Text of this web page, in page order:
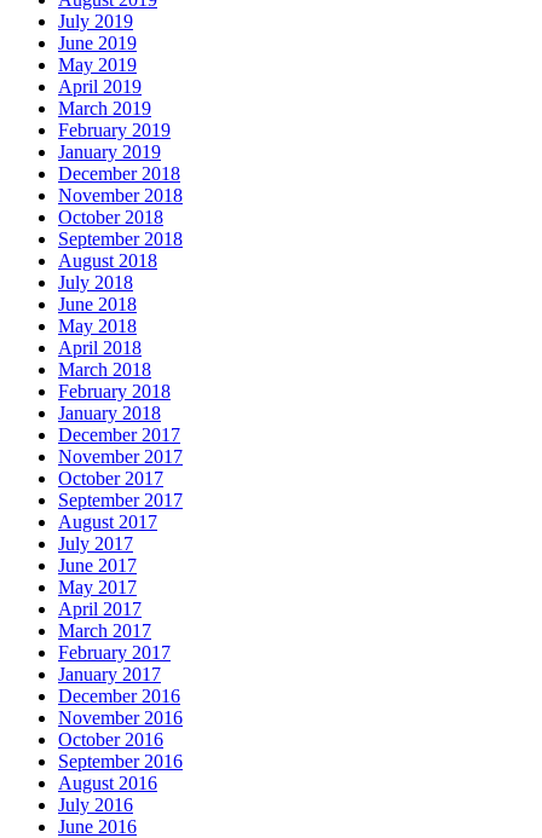
July 2019
June 2019
May 2019
April 2019
March 2019
February 2019
January 2019
December 2018
November 2018
October 2018
September 2018
August 2018
July 2018
June 2018
May 2018
April 2018
March 2018
February 2018
January 2018
December 2017
November 2017
October 2017
September 2017
August 2017
July 2017
June 2017
May 2017
April 2017
March 2017
February 2017
January 2017
December 2016
November 2016
October 2016
September 2016
August 2016
July 2016
June 2016